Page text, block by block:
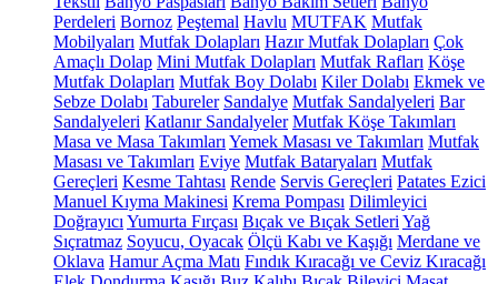
Perdeleri Bornoz Peştemal Havlu MUTFAK Mutfak
Mobilyaları Mutfak Dolapları Hazır Mutfak Dolapları Çok
Amaçlı Dolap Mini Mutfak Dolapları Mutfak Rafları Köşe
Mutfak Dolapları Mutfak Boy Dolabı Kiler Dolabı Ekmek ve
Sebze Dolabı Tabureler Sandalye Mutfak Sandalyeleri Bar
Sandalyeleri Katlanır Sandalyeler Mutfak Köşe Takımları
Masa ve Masa Takımları Yemek Masası ve Takımları Mutfak
Masası ve Takımları Eviye Mutfak Bataryaları Mutfak
Gereçleri Kesme Tahtası Rende Servis Gereçleri Patates Ezici
Manuel Kıyma Makinesi Krema Pompası Dilimleyici
Doğrayıcı Yumurta Fırçası Bıçak ve Bıçak Setleri Yağ
Sıçratmaz Soyucu, Oyacak Ölçü Kabı ve Kaşığı Merdane ve
Oklava Hamur Açma Matı Fındık Kıracağı ve Ceviz Kıracağı